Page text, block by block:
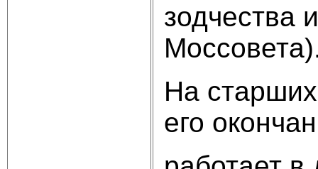
зодчества
На
его